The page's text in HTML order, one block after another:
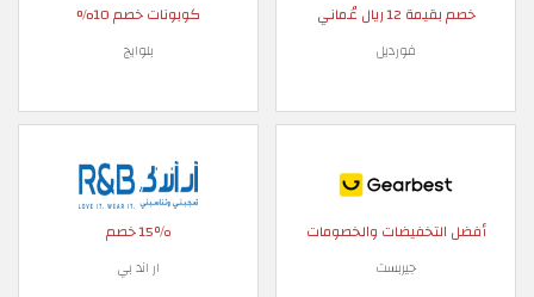
خصم بقيمة 12 ريال عُماني
فورديل
كوبونات خصم 10%
بلوايج
أفضل التخفيضات والخصومات
جيربست
15٪ خصم
ار اند بي